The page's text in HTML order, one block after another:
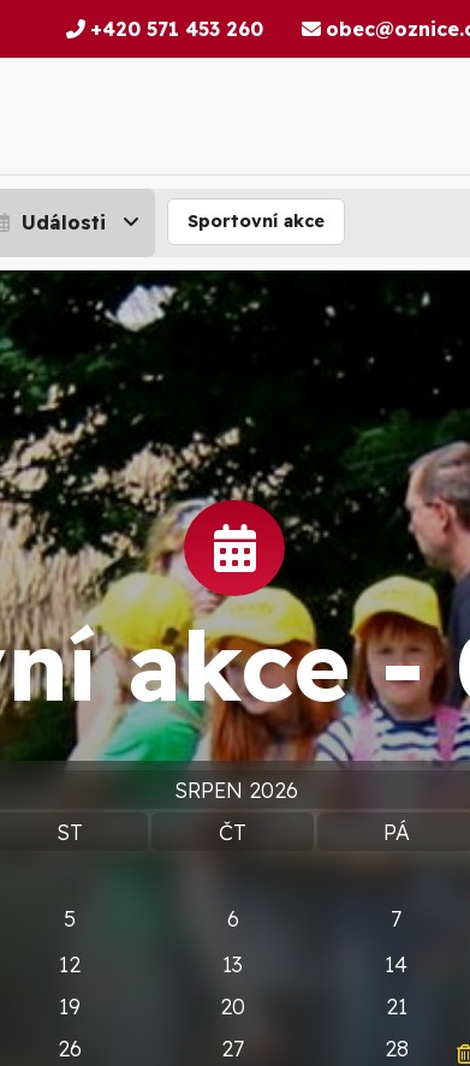
+420 571 453 260
Události Sportovní akce
akce -
SRPEN 2026
ST ČT PÁ
5 6 7
12 13 14
19 20 21
26 27 28